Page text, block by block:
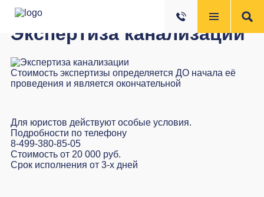
Экспертиза канализации
Стоимость экспертизы определяется ДО начала её
проведения и является окончательной
Для юристов действуют особые условия.
Подробности по телефону
8-499-380-85-05
Стоимость от 20 000 руб.
Срок исполнения от 3-х дней